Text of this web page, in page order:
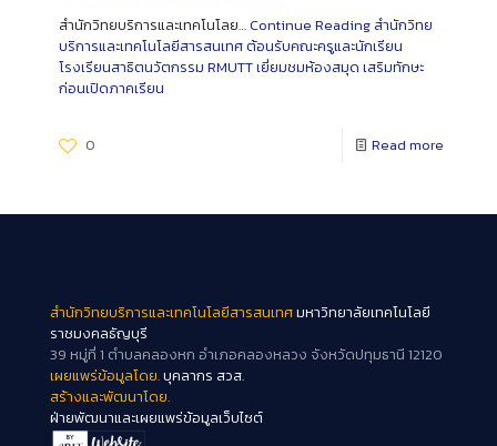
สำนักวิทยบริการและเทคโนโลย… Continue Reading สำนักวิทย
บริการและเทคโนโลยีสารสนเทศ ต้อนรับคณะครูและนักเรียน
โรงเรียนสาธิตนวัตกรรม RMUTT เยี่ยมชมห้องสมุด เสริมทักษะ
ก่อนเปิดภาคเรียน
0 Read more
สำนักวิทยบริการและเทคโนโลยีสารสนเทศมหาวิทยาลัยเทคโนโลยี
ราชมงคลธัญบุรี
39 หมู่ที่ 1 ตำบลคลองหก อำเภอคลองหลวง จังหวัดปทุมธานี 12120
เผยแพร่ข้อมูลโดย.บุคลากร สวส.
สร้างและพัฒนาโดย.
ฝ่ายพัฒนาและเผยแพร่ข้อมูลเว็บไซต์